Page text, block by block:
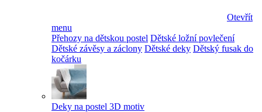
Otevřít
menu
Přehozy na dětskou postel Dětské ložní povlečení
Dětské závěsy a záclony Dětské deky Dětský fusak do
kočárku
Deky na postel 3D motiv